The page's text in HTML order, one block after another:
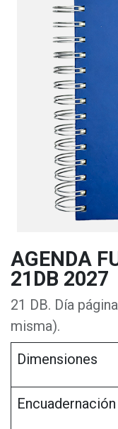
AGENDA
21DB 2027
21 DB. Día
misma).
Dimensiones
Encuadernación